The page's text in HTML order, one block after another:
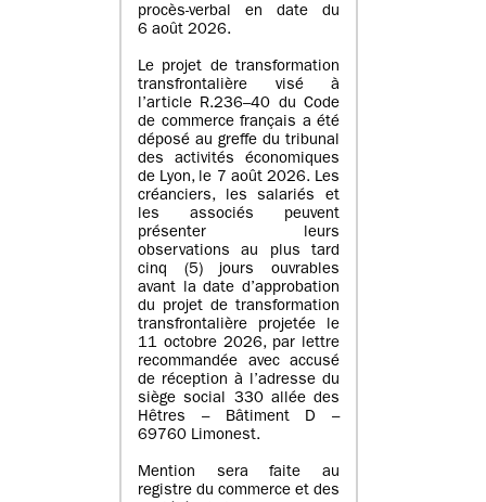
procès-verbal en date du
6 août 2026.
Le projet de transformation
transfrontalière visé à
l’article R.236–40 du Code
de commerce français a été
déposé au greffe du tribunal
des activités économiques
de Lyon, le 7 août 2026. Les
créanciers, les salariés et
les associés peuvent
présenter leurs
observations au plus tard
cinq (5) jours ouvrables
avant la date d’approbation
du projet de transformation
transfrontalière projetée le
11 octobre 2026, par lettre
recommandée avec accusé
de réception à l’adresse du
siège social 330 allée des
Hêtres – Bâtiment D –
69760 Limonest.
Mention sera faite au
registre du commerce et des